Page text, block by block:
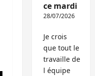
ce mardi
28/07/2026
Je crois
que tout le
travaille de
l équipe